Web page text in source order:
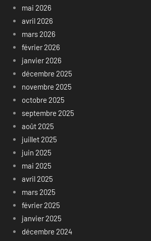
mai 2026
avril 2026
mars 2026
février 2026
janvier 2026
décembre 2025
novembre 2025
octobre 2025
septembre 2025
août 2025
juillet 2025
juin 2025
mai 2025
avril 2025
mars 2025
février 2025
janvier 2025
décembre 2024